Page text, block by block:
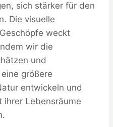
sich stärker für den
Die visuelle
weckt
wir die
und
größere
entwickeln und
ihrer Lebensräume